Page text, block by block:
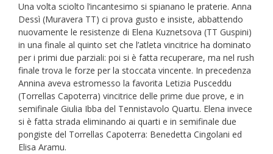
Una volta sciolto l’incantesimo si spianano le praterie. Anna
Dessì (Muravera TT) ci prova gusto e insiste, abbattendo
nuovamente le resistenze di Elena Kuznetsova (TT Guspini)
in una finale al quinto set che l’atleta vincitrice ha dominato
per i primi due parziali: poi si è fatta recuperare, ma nel rush
finale trova le forze per la stoccata vincente. In precedenza
Annina aveva estromesso la favorita Letizia Pusceddu
(Torrellas Capoterra) vincitrice delle prime due prove, e in
semifinale Giulia Ibba del Tennistavolo Quartu. Elena invece
si è fatta strada eliminando ai quarti e in semifinale due
pongiste del Torrellas Capoterra: Benedetta Cingolani ed
Elisa Aramu.